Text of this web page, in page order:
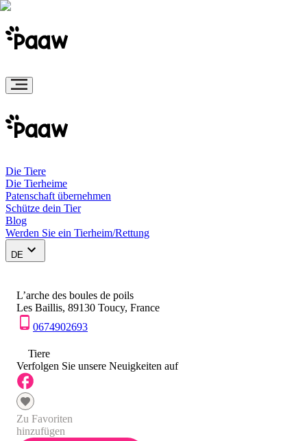
Die Tiere
Die Tierheime
Patenschaft übernehmen
Schütze dein Tier
Blog
Werden Sie ein Tierheim/Rettung
DE
L’arche des boules de poils
Les Baillis, 89130 Toucy, France
0674902693
Tiere
Verfolgen Sie unsere Neuigkeiten auf
Zu Favoriten
hinzufügen